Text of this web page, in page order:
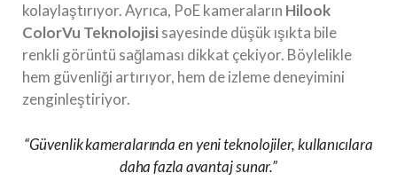
kolaylaştırıyor. Ayrıca, PoE kameraların Hilook
ColorVu Teknolojisisayesinde düşük ışıkta bile
renkli görüntü sağlaması dikkat çekiyor. Böylelikle
hem güvenliği artırıyor, hem de izleme deneyimini
zenginleştiriyor.
“Güvenlik kameralarında en yeni teknolojiler, kullanıcılara
daha fazla avantaj sunar.”